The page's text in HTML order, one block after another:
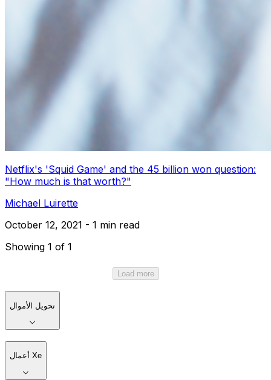
Netflix's 'Squid Game' and the 45 billion won question:
"How much is that worth?"
Michael Luirette
October 12, 2021 - 1 min read
Showing 1 of 1
Load more
تحويل الأموال
أعمال Xe